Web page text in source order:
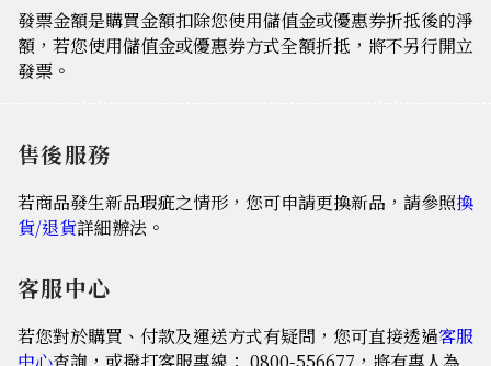
發票金額是購買金額扣除您使用儲值金或優惠券折抵後的淨
額，若您使用儲值金或優惠券方式全額折抵，將不另行開立
發票。
售後服務
若商品發生新品瑕疵之情形，您可申請更換新品，請參照換
貨/退貨詳細辦法。
客服中心
若您對於購買、付款及運送方式有疑問，您可直接透過客服